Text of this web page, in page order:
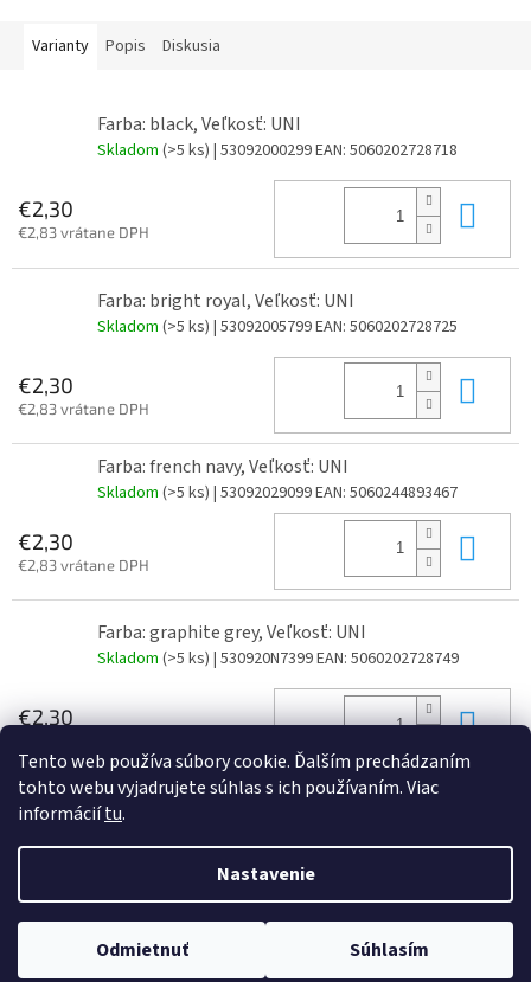
Tento web používa súbory cookie. Ďalším prechádzaním
tohto webu vyjadrujete súhlas s ich používaním. Viac
informáciítu.
Nastavenie
Odmietnuť Súhlasím
Varianty Popis Diskusia
Farba: black, Veľkosť: UNI
Skladom (>5 ks) | 53092000299EAN: 5060202728718
€2,30
€2,83 vrátane DPH
Farba: bright royal, Veľkosť: UNI
Skladom (>5 ks) | 53092005799EAN: 5060202728725
€2,30
€2,83 vrátane DPH
Farba: french navy, Veľkosť: UNI
Skladom (>5 ks) | 53092029099EAN: 5060244893467
€2,30
€2,83 vrátane DPH
Farba: graphite grey, Veľkosť: UNI
Skladom (>5 ks) | 530920N7399EAN: 5060202728749
€2,30 Do
Vytvoril Shoptet
Copyright 2026 . Všetky práva vyhradené.